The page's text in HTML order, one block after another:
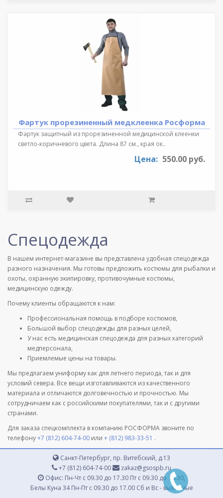
Фартук прорезиненный медклеенка Росформа
Фартук защитный из прорезиненной медицинской клеенки
светло-коричневого цвета. Длина 87 см., края ок..
Цена: 550.00 руб.
Спецодежда
В нашем интернет-магазине вы представлена удобная спецодежда
разного назначения. Мы готовы предложить костюмы для рыбалки и
охоты, охранную экипировку, противочумные костюмы,
медицинскую одежду.
Почему клиенты обращаются к нам:
Профессиональная помощь в подборе костюмов,
Большой выбор спецодежды для разных целей,
У нас есть медицинская спецодежда для разных категорий
медперсонала,
Приемлемые цены на товары.
Мы предлагаем униформу как для летнего периода, так и для
условий севера. Все вещи изготавливаются из качественного
материала и отличаются долговечностью и прочностью. Мы
сотрудничаем как с российскими покупателями, так и с другими
странами.
Для заказа спецкомплекта в компанию РОСФОРМА звоните по
телефону+7 (812) 604-74-00 или + (812) 983-33-51 .
Санкт-Петербург, пр. Витебский, д.13
+7 (812) 604-74-00
zakaz@gsospb.ru
Офис: Пн-Чт с 09.30 до 17.30 Пт с 09.30 до 16.30,
Белы Куна 34 Пн-Пт с 09.30 до 17.00 Сб и Вс - выходные